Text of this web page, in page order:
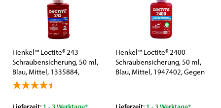
Henkel™ Loctite® 243
Schraubensicherung, 50 ml,
Blau, Mittel, 1335884,
Universell einsetzbar
Henkel™ Loctite® 2400
Schraubensicherung, 50 ml,
Blau, Mittel, 1947402, Gegen